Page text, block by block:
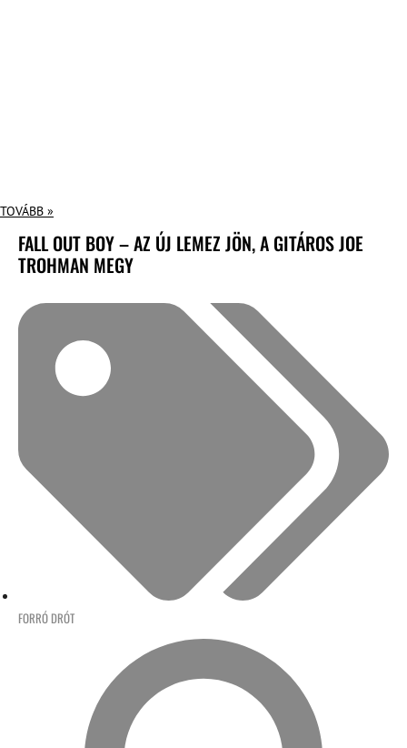
TOVÁBB »
FALL OUT BOY – AZ ÚJ LEMEZ JÖN, A GITÁROS JOE
TROHMAN MEGY
FORRÓ DRÓT